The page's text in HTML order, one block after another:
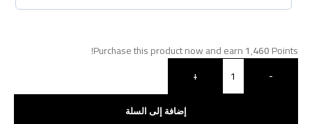
Purchase this product now and earn1٬460Points!
-
+
إضافة إلى السلة